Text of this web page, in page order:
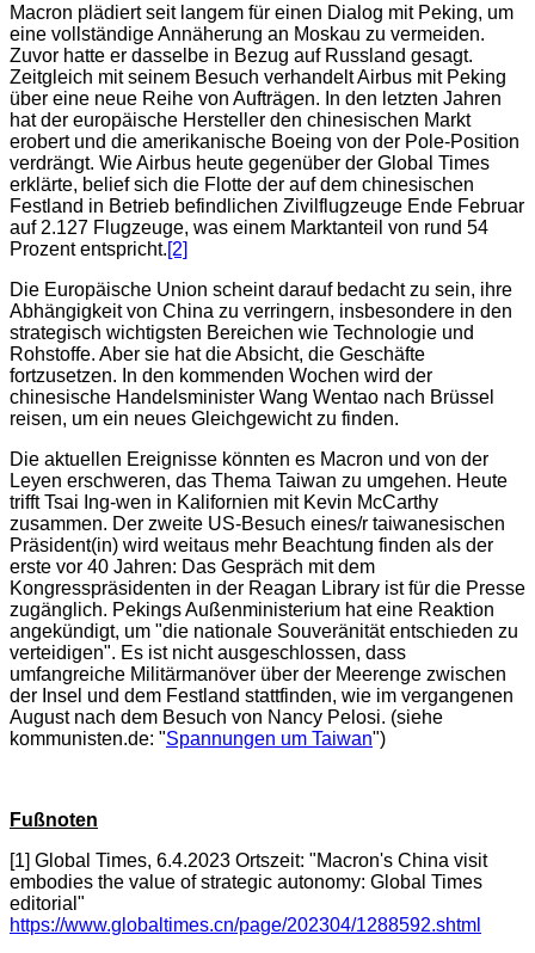
Macron plädiert seit langem für einen Dialog mit Peking, um
eine vollständige Annäherung an Moskau zu vermeiden.
Zuvor hatte er dasselbe in Bezug auf Russland gesagt.
Zeitgleich mit seinem Besuch verhandelt Airbus mit Peking
über eine neue Reihe von Aufträgen. In den letzten Jahren
hat der europäische Hersteller den chinesischen Markt
erobert und die amerikanische Boeing von der Pole-Position
verdrängt. Wie Airbus heute gegenüber der Global Times
erklärte, belief sich die Flotte der auf dem chinesischen
Festland in Betrieb befindlichen Zivilflugzeuge Ende Februar
auf 2.127 Flugzeuge, was einem Marktanteil von rund 54
Prozent entspricht.[2]
Die Europäische Union scheint darauf bedacht zu sein, ihre
Abhängigkeit von China zu verringern, insbesondere in den
strategisch wichtigsten Bereichen wie Technologie und
Rohstoffe. Aber sie hat die Absicht, die Geschäfte
fortzusetzen. In den kommenden Wochen wird der
chinesische Handelsminister Wang Wentao nach Brüssel
reisen, um ein neues Gleichgewicht zu finden.
Die aktuellen Ereignisse könnten es Macron und von der
Leyen erschweren, das Thema Taiwan zu umgehen. Heute
trifft Tsai Ing-wen in Kalifornien mit Kevin McCarthy
zusammen. Der zweite US-Besuch eines/r taiwanesischen
Präsident(in) wird weitaus mehr Beachtung finden als der
erste vor 40 Jahren: Das Gespräch mit dem
Kongresspräsidenten in der Reagan Library ist für die Presse
zugänglich. Pekings Außenministerium hat eine Reaktion
angekündigt, um "die nationale Souveränität entschieden zu
verteidigen". Es ist nicht ausgeschlossen, dass
umfangreiche Militärmanöver über der Meerenge zwischen
der Insel und dem Festland stattfinden, wie im vergangenen
August nach dem Besuch von Nancy Pelosi. (siehe
kommunisten.de: "Spannungen um Taiwan")
Fußnoten
[1] Global Times, 6.4.2023 Ortszeit: "Macron's China visit
embodies the value of strategic autonomy: Global Times
editorial"
https://www.globaltimes.cn/page/202304/1288592.shtml